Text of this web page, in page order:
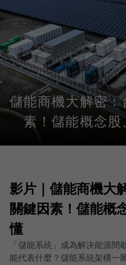
儲能商機大解密
素！儲能概念
影片｜儲能商機大
關鍵因素！儲能概
懂
「儲能系統」成為解決能源
能代表什麼？儲能系統架構一